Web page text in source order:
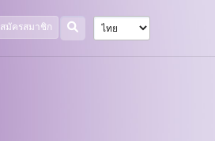
สมัครสมาชิก